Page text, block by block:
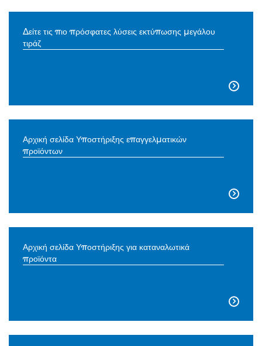
Δείτε τις πιο πρόσφατες λύσεις εκτύπωσης μεγάλου
τιράζ

Αρχική σελίδα Υποστήριξης επαγγελματικών
προϊόντων

Αρχική σελίδα Υποστήριξης για καταναλωτικά
προϊόντα
